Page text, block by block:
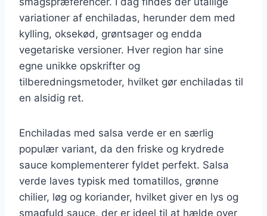
variationer af enchiladas, herunder dem med
kylling, oksekød, grøntsager og endda
vegetariske versioner. Hver region har sine
egne unikke opskrifter og
tilberedningsmetoder, hvilket gør enchiladas til
en alsidig ret.
Enchiladas med salsa verde er en særlig
populær variant, da den friske og krydrede
sauce komplementerer fyldet perfekt. Salsa
verde laves typisk med tomatillos, grønne
chilier, løg og koriander, hvilket giver en lys og
smagfuld sauce, der er ideel til at hælde over